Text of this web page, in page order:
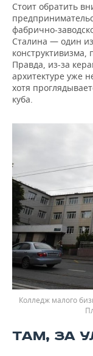
Стоит обратить
фабрично-
Сталина — один
Правда, из-за
архитектуре уже
хотя
куба.
Колледж малого
ТАМ, ЗА